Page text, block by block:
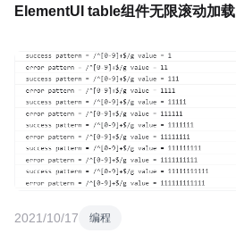
ElementUI table组件无限滚动加载
2021/10/17 编程